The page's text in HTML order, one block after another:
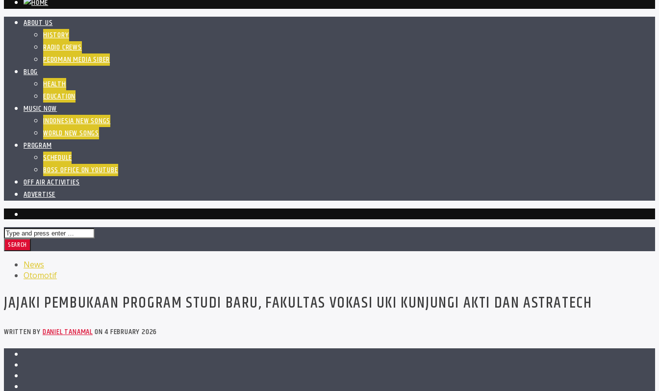
ABOUT US
HISTORY
RADIO CREWS
PEDOMAN MEDIA SIBER
BLOG
HEALTH
EDUCATION
MUSIC NOW
INDONESIA NEW SONGS
WORLD NEW SONGS
PROGRAM
SCHEDULE
BOSS OFFICE ON YOUTUBE
OFF AIR ACTIVITIES
ADVERTISE
News
Otomotif
JAJAKI PEMBUKAAN PROGRAM STUDI BARU, FAKULTAS VOKASI UKI KUNJUNGI AKTI DAN ASTRATECH
WRITTEN BYDANIEL TANAMALON 4 FEBRUARY 2026